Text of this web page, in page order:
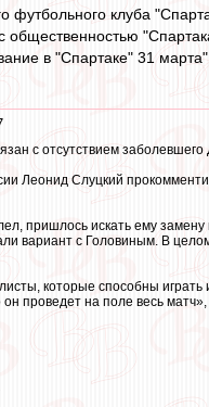
футбольного клуба
общественностью
в "Спартаке" 31
с отсутствием заболевшего
Леонид Слуцкий
пришлось искать ему
вариант с Головиным. В
которые способны
проведет на поле весь матч»,